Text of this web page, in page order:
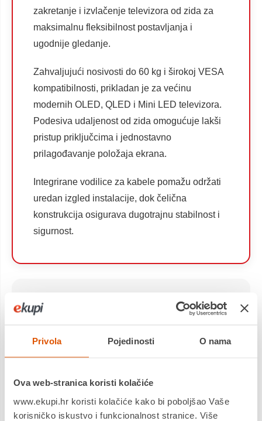
Privola Pojedinosti O nama
Ova web-stranica koristi kolačiće
www.ekupi.hr koristi kolačiće kako bi poboljšao Vaše
korisničko iskustvo i funkcionalnost stranice. Više
zakretanje i izvlačenje televizora od zida za
maksimalnu fleksibilnost postavljanja i
ugodnije gledanje.
Zahvaljujući nosivosti do 60 kg i širokoj VESA
kompatibilnosti, prikladan je za većinu
modernih OLED, QLED i Mini LED televizora.
Podesiva udaljenost od zida omogućuje lakši
pristup priključcima i jednostavno
prilagođavanje položaja ekrana.
Integrirane vodilice za kabele pomažu održati
uredan izgled instalacije, dok čelična
konstrukcija osigurava dugotrajnu stabilnost i
sigurnost.
Ključne značajke
Vertikalni nagib +5° / -10°
Horizontalno zakretanje +60° / -60°